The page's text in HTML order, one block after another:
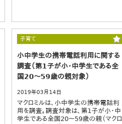
子育て
小中学生の携帯電話利用に関する
調査（第1子が小・中学生である全
国20～59歳の親対象）
2019年03月14日
マクロミルは、小中学生の携帯電話利
用を調査。調査対象は、第1子が小・中
学生である全国20～59歳の親（マクロ